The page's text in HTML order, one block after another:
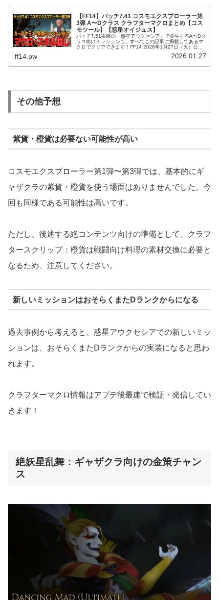
【FF14】パッチ7.41 コスモエクスプローラー第
3弾 A〜Dクラス クラフターマクロまとめ【コス
モツール】【惑星オイジュス】
パッチ7.51実装の「惑星アウクセシア」で発生するA〜Dク
ラス向けミッションも、すべてこの記事に掲載してあるマ
クロでクリアできます！FF14 2026年1月27日（火）公開
ff14.pw 2026.01.27
その他予想
紫貨・橙貨は必要ない可能性が高い
コスモエクスプローラー第1弾〜第3弾では、基本的にギ
ャザクラの紫貨・橙貨を使う場面はありませんでした。今
回も同様である可能性は高いです。
ただし、後述する絶コンテンツ向けの準備として、クラフ
タースクリップ：橙貨は戦闘向け料理の素材交換に必要と
なるため、注意してください。
新しいミッションはおそらくまたDランクからになる
過去事例から考えると、惑星アウクセシアでの新しいミッ
ションは、おそらくまたDランクからの実装になると思わ
れます。
クラフターマクロ情報はアプデ後最速で検証・発信してい
きます！
絶妖星乱舞：ギャザクラ向けの金策チャン
ス